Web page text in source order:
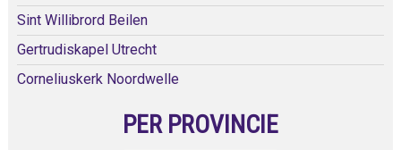
Sint Willibrord Beilen
Gertrudiskapel Utrecht
Corneliuskerk Noordwelle
PER PROVINCIE